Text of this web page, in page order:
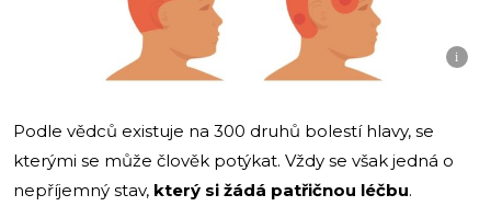
i
Podle vědců existuje na 300 druhů bolestí hlavy, se
kterými se může člověk potýkat. Vždy se však jedná o
nepříjemný stav, který si žádá patřičnou léčbu.